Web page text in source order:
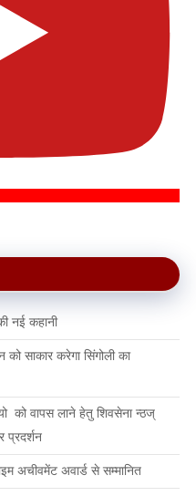
नई कहानी
को साकार करेगा सिंगोली का
को वापस लाने हेतु शिवसेना न्ठज्
प्रदर्शन
अचीवमेंट अवार्ड से सम्मानित